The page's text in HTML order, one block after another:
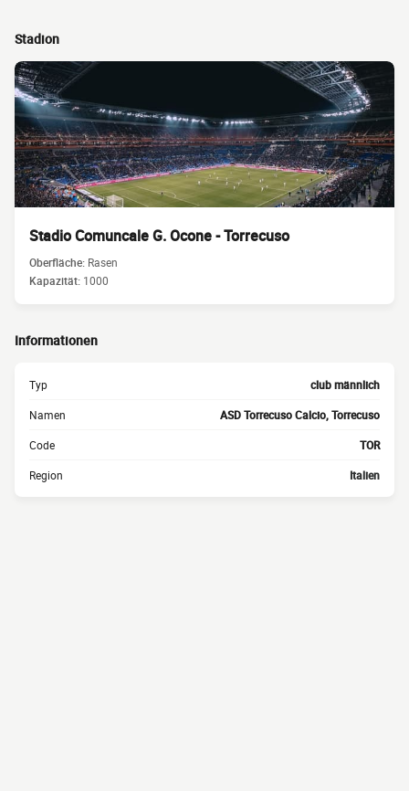
Stadion
Stadio Comuncale G. Ocone - Torrecuso
Oberfläche: Rasen
Kapazität: 1000
Informationen
Typ club männlich
Namen ASD Torrecuso Calcio, Torrecuso
Code TOR
Region Italien